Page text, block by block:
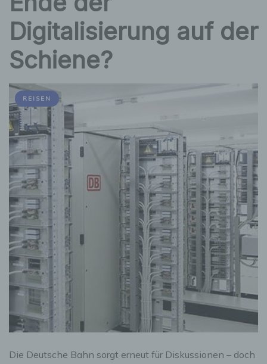
Digitalisierung auf der
Schiene?
REISEN
Die Deutsche Bahn sorgt erneut für Diskussionen – doch